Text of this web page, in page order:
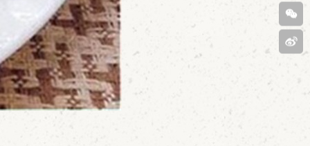
客服
400-
808-
6029
扫码
新浪